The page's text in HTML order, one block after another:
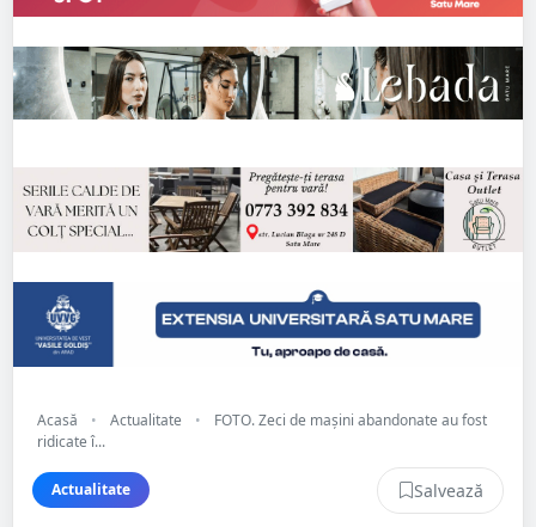
Acasă • Actualitate •
FOTO. Zeci de mașini abandonate au fost
ridicate î...
Actualitate Salvează